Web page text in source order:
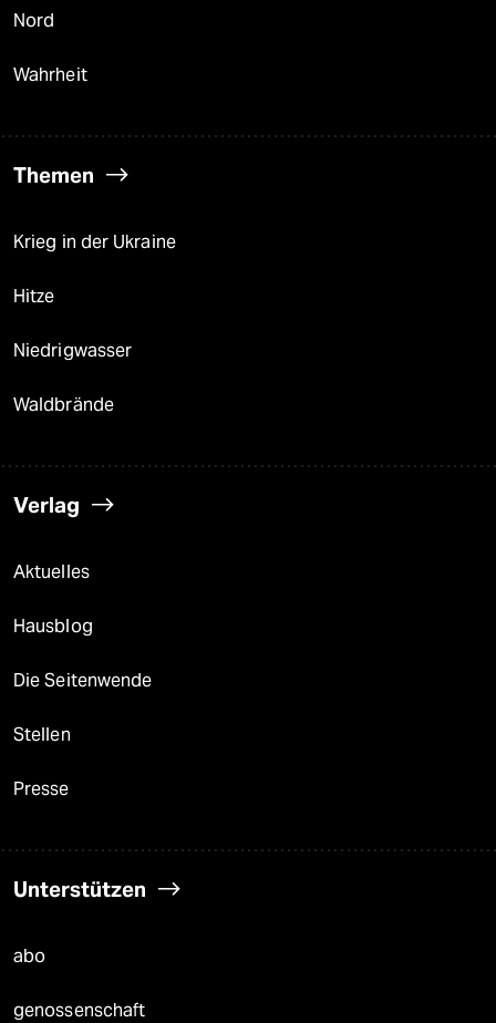
Nord
Wahrheit
Themen
Krieg in der Ukraine
Hitze
Niedrigwasser
Waldbrände
Verlag
Aktuelles
Hausblog
Die Seitenwende
Stellen
Presse
Unterstützen
abo
genossenschaft